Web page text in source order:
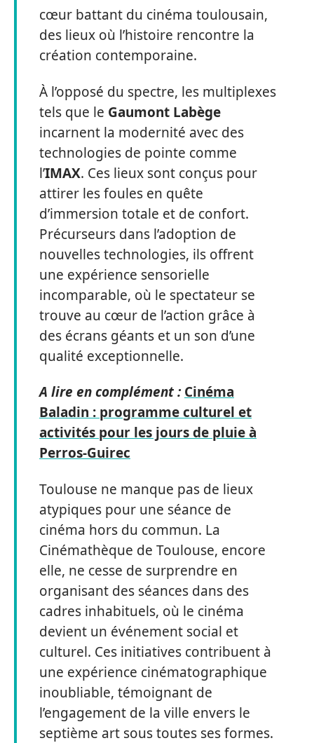
cœur battant du cinéma toulousain,
des lieux où l’histoire rencontre la
création contemporaine.
À l’opposé du spectre, les multiplexes
tels que le Gaumont Labège
incarnent la modernité avec des
technologies de pointe comme
l’IMAX. Ces lieux sont conçus pour
attirer les foules en quête
d’immersion totale et de confort.
Précurseurs dans l’adoption de
nouvelles technologies, ils offrent
une expérience sensorielle
incomparable, où le spectateur se
trouve au cœur de l’action grâce à
des écrans géants et un son d’une
qualité exceptionnelle.
A lire en complément : Cinéma
Baladin : programme culturel et
activités pour les jours de pluie à
Perros-Guirec
Toulouse ne manque pas de lieux
atypiques pour une séance de
cinéma hors du commun. La
Cinémathèque de Toulouse, encore
elle, ne cesse de surprendre en
organisant des séances dans des
cadres inhabituels, où le cinéma
devient un événement social et
culturel. Ces initiatives contribuent à
une expérience cinématographique
inoubliable, témoignant de
l’engagement de la ville envers le
septième art sous toutes ses formes.